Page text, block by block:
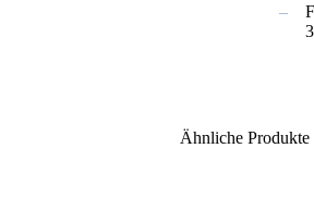
Ähnliche Produkte